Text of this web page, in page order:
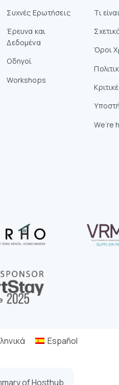
Συχνές Ερωτήσεις
Έρευνα και
Δεδομένα
Οδηγοί
Workshops
Τι
Όροι
We’re
Español
of Hosthub